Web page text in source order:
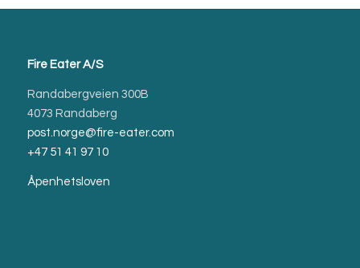
Fire Eater A/S
Randabergveien 300B
4073 Randaberg
post.norge@fire-eater.com
+47 51 41 97 10
Åpenhetsloven